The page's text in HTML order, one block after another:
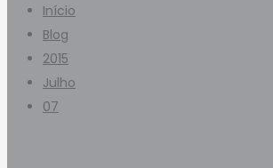
Início
Blog
2015
Julho
07